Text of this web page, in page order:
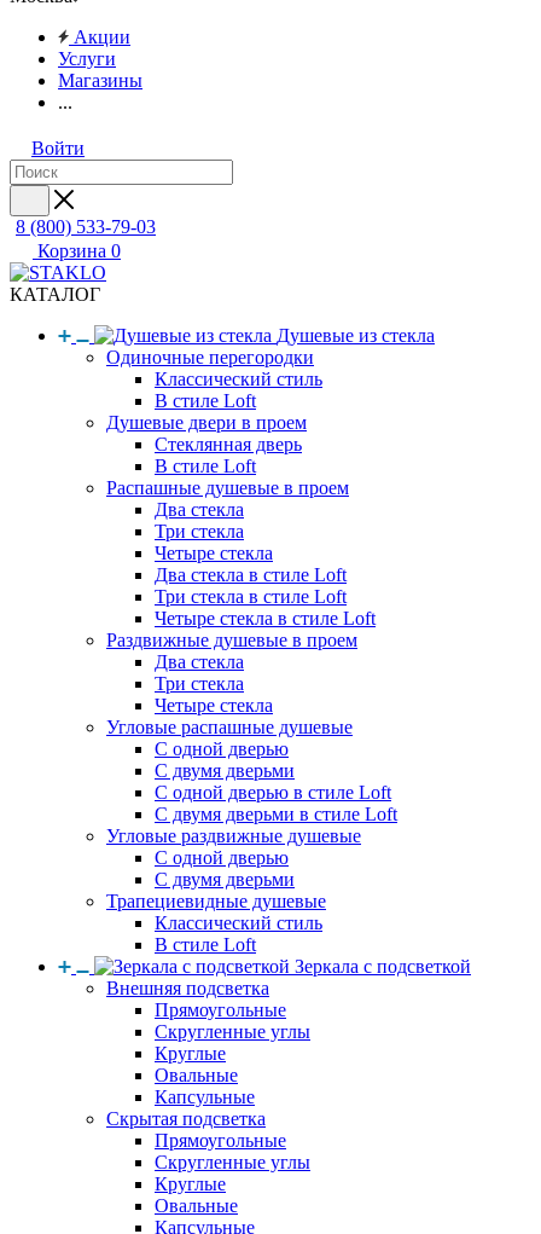
Акции
Услуги
Магазины
...
Войти
8 (800) 533-79-03
Корзина 0
КАТАЛОГ
Душевые из стекла
Одиночные перегородки
Классический стиль
В стиле Loft
Душевые двери в проем
Стеклянная дверь
В стиле Loft
Распашные душевые в проем
Два стекла
Три стекла
Четыре стекла
Два стекла в стиле Loft
Три стекла в стиле Loft
Четыре стекла в стиле Loft
Раздвижные душевые в проем
Два стекла
Три стекла
Четыре стекла
Угловые распашные душевые
С одной дверью
С двумя дверьми
С одной дверью в стиле Loft
С двумя дверьми в стиле Loft
Угловые раздвижные душевые
С одной дверью
С двумя дверьми
Трапециевидные душевые
Классический стиль
В стиле Loft
Зеркала с подсветкой
Внешняя подсветка
Прямоугольные
Скругленные углы
Круглые
Овальные
Капсульные
Скрытая подсветка
Прямоугольные
Скругленные углы
Круглые
Овальные
Капсульные